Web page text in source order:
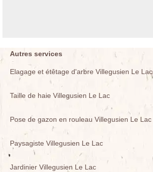
Autres services
Elagage et étêtage d'arbre Villegusien Le Lac
Taille de haie Villegusien Le Lac
Pose de gazon en rouleau Villegusien Le Lac
Paysagiste Villegusien Le Lac
Jardinier Villegusien Le Lac